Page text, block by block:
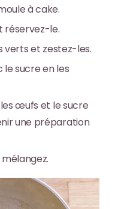
à cake.
réservez-le.
verts et zestez-les.
le sucre en les
œufs et le sucre
une préparation